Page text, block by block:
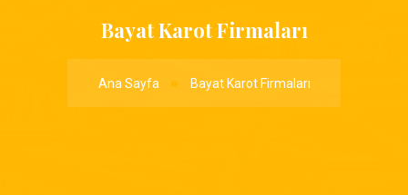
Bayat Karot Firmaları
Ana Sayfa Bayat Karot Firmaları